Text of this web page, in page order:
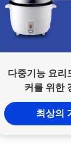
다중기능 요리
커를 위한
최상의